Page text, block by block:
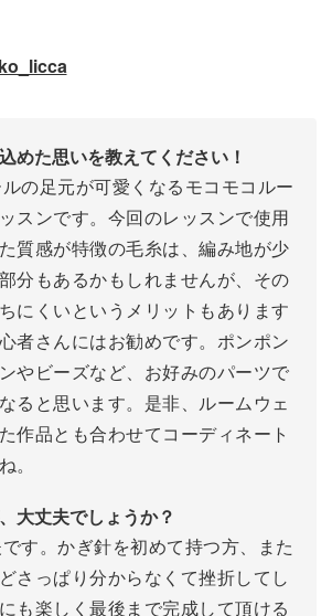
めた思いを教えてください！
の足元が可愛くなるモコモコルー
スンです。今回のレッスンで使用
質感が特徴の毛糸は、編み地が少
分もあるかもしれませんが、その
にくいというメリットもあります
者さんにはお勧めです。ポンポン
やビーズなど、お好みのパーツで
ると思います。是非、ルームウェ
作品とも合わせてコーディネート
。
大丈夫でしょうか？
す。かぎ針を初めて持つ方、また
さっぱり分からなくて挫折してし
も楽しく最後まで完成して頂ける